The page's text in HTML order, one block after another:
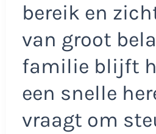
bereik en
van groot
familie blijft
een snelle
vraagt om